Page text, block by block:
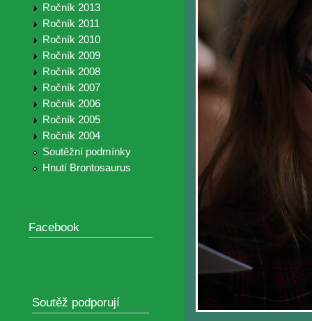
Ročník 2013
Ročník 2011
Ročník 2010
Ročník 2009
Ročník 2008
Ročník 2007
Ročník 2006
Ročník 2005
Ročník 2004
Soutěžní podmínky
Hnutí Brontosaurus
Facebook
Soutěž podporují